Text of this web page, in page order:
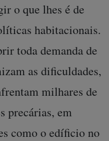
o que lhes é de
habitacionais.
toda demanda de
as dificuldades,
milhares de
precárias, em
como o edíficio no